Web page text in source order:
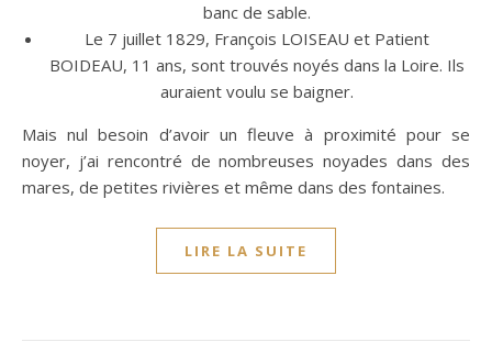
banc de sable.
Le 7 juillet 1829, François LOISEAU et Patient
BOIDEAU, 11 ans, sont trouvés noyés dans la Loire. Ils
auraient voulu se baigner.
Mais nul besoin d’avoir un fleuve à proximité pour se
noyer, j’ai rencontré de nombreuses noyades dans des
mares, de petites rivières et même dans des fontaines.
LIRE LA SUITE